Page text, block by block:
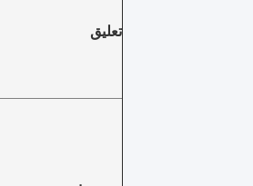
تعلیق